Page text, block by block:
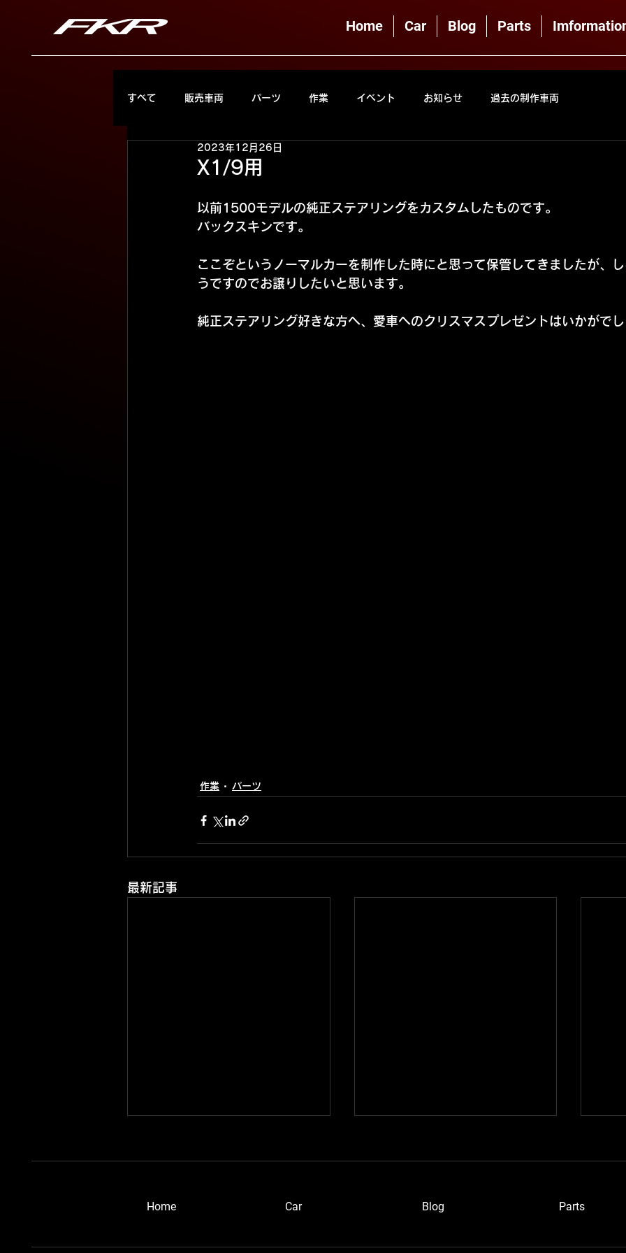
Home Car Blog Parts
すべて 販売車両 パーツ 作業 イベント お知らせ 過去の制作車両
X1/9用
2023年12月26日
以前1500モデルの純正ステアリングをカスタムしたものです。
バックスキンです。
ここぞというノーマルカーを制作した時にと思って保管してきましたが、
うですのでお譲りしたいと思います。
純正ステアリング好きな方へ、愛車へのクリスマスプレゼントはいかがで
作業 パーツ
最新記事
​Home Car Blog Parts